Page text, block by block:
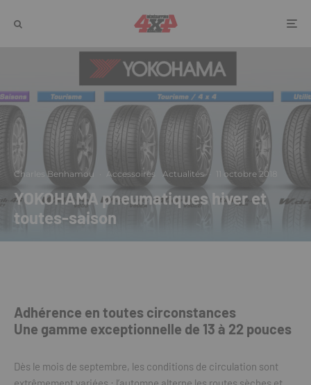
Charles Benhamou Accessoires Actualités · 11 octobre 2018
YOKOHAMA pneumatiques hiver et
toutes-saison
Adhérence en toutes circonstances
Une gamme exceptionnelle de 13 à 22 pouces
Dès le mois de septembre, les conditions de circulation sont